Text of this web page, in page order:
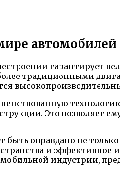
автомобилей
гарантирует
традиционными
Это позволяет
оправдано не
и эффективное
индустрии,